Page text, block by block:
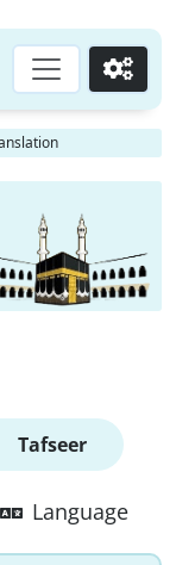
Go
Tafseer
Language